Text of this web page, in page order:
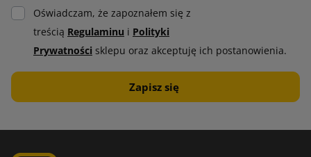
Oświadczam, że zapoznałem się z
treścią Regulaminu i Polityki
Prywatności sklepu oraz akceptuję ich postanowienia.